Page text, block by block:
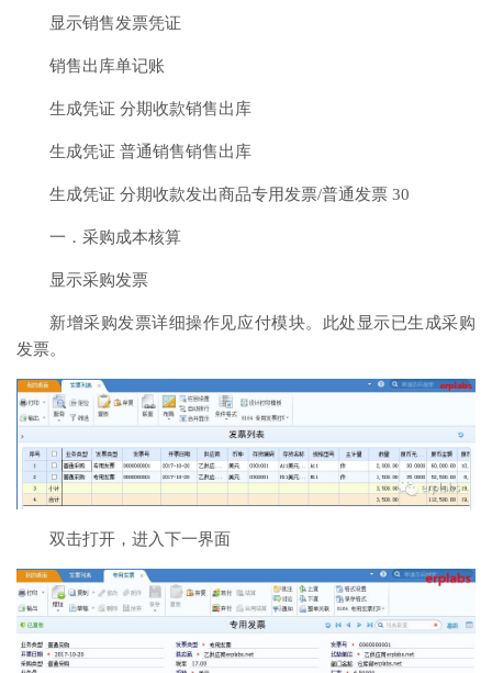
显示销售发票凭证
销售出库单记账
生成凭证 分期收款销售出库
生成凭证 普通销售销售出库
生成凭证 分期收款发出商品专用发票/普通发票 30
一．采购成本核算
显示采购发票
新增采购发票详细操作见应付模块。此处显示已生成采购
发票。
双击打开，进入下一界面